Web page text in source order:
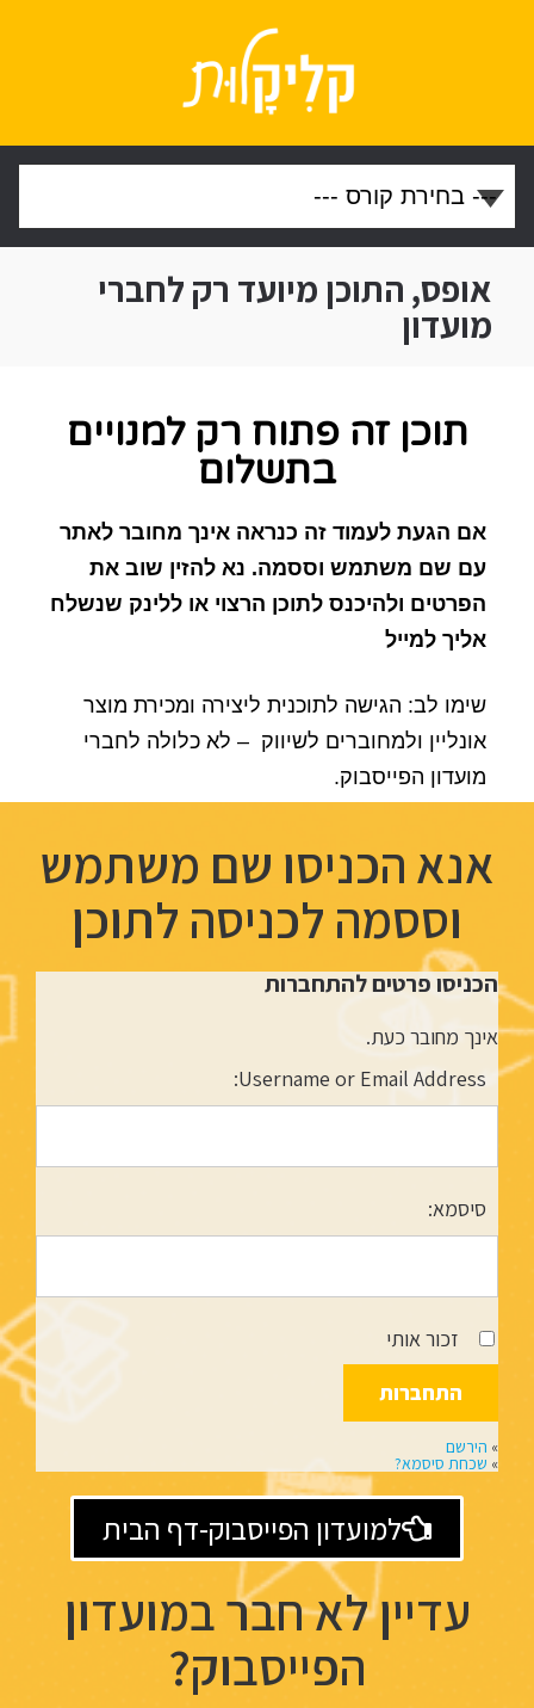
אופס, התוכן מיועד רק לחברי
מועדון
תוכן זה פתוח רק למנויים
בתשלום
אם הגעת לעמוד זה כנראה אינך מחובר לאתר
עם שם משתמש וססמה. נא להזין שוב את
הפרטים ולהיכנס לתוכן הרצוי או ללינק שנשלח
אליך למייל
שימו לב: הגישה לתוכנית ליצירה ומכירת מוצר
אונליין ולמחוברים לשיווק – לא כלולה לחברי
מועדון הפייסבוק.
אנא הכניסו שם משתמש
וססמה לכניסה לתוכן
הכניסו פרטים להתחברות
אינך מחובר כעת.
Username or Email Address:
סיסמא:
זכור אותי
» הירשם
» שכחת סיסמא?
למועדון הפייסבוק-דף הבית
עדיין לא חבר במועדון
הפייסבוק?